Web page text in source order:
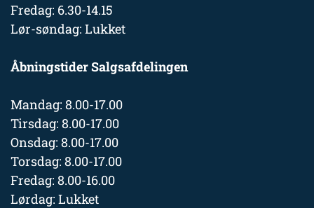
Fredag: 6.30-14.15
Lør-søndag: Lukket
Åbningstider Salgsafdelingen
Mandag: 8.00-17.00
Tirsdag: 8.00-17.00
Onsdag: 8.00-17.00
Torsdag: 8.00-17.00
Fredag: 8.00-16.00
Lørdag: Lukket